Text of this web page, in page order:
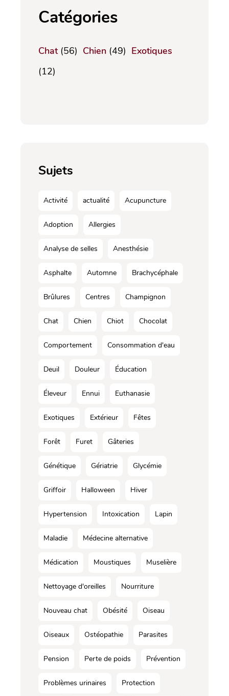
Catégories
Chat(56) Chien (49) Exotiques
(12)
Sujets
Activité actualité Acupuncture
Adoption Allergies
Analyse de selles Anesthésie
Asphalte Automne Brachycéphale
Brûlures Centres Champignon
Chat Chien Chiot Chocolat
Comportement Consommation d'eau
Deuil Douleur Éducation
Éleveur Ennui Euthanasie
Exotiques Extérieur Fêtes
Forêt Furet Gâteries
Génétique Gériatrie Glycémie
Griffoir Halloween Hiver
Hypertension Intoxication Lapin
Maladie Médecine alternative
Médication Moustiques Muselière
Nettoyage d'oreilles Nourriture
Nouveau chat Obésité Oiseau
Oiseaux Ostéopathie Parasites
Pension Perte de poids Prévention
Problèmes urinaires Protection